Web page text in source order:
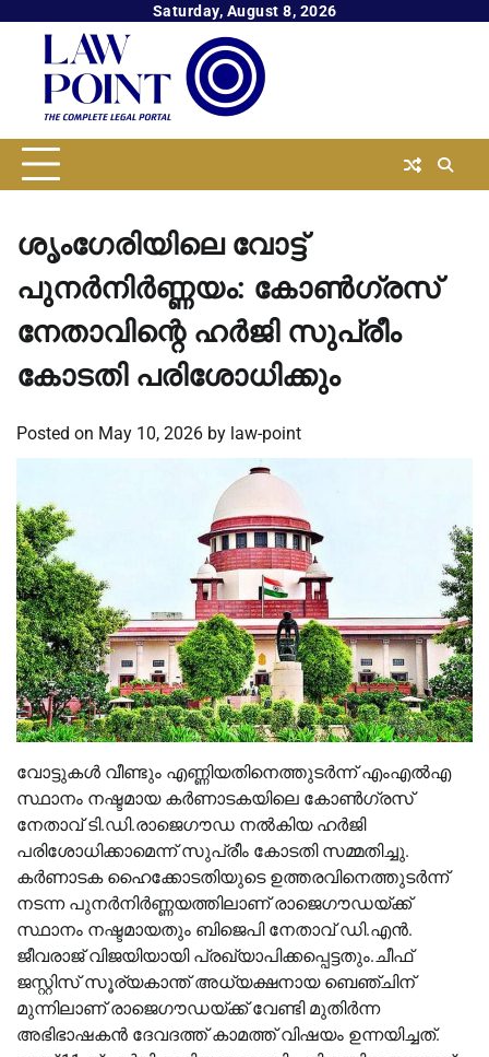
content
Saturday, August 8, 2026
ശൃംഗേരിയിലെ വോട്ട്
പുനര്‍നിര്‍ണ്ണയം: കോണ്‍ഗ്രസ്
നേതാവിന്റെ ഹര്‍ജി സുപ്രീം
കോടതി പരിശോധിക്കും
Posted on May 10, 2026 by law-point
വോട്ടുകള്‍ വീണ്ടും എണ്ണിയതിനെത്തുടര്‍ന്ന് എംഎല്‍എ
സ്ഥാനം നഷ്ടമായ കര്‍ണാടകയിലെ കോണ്‍ഗ്രസ്
നേതാവ് ടി.ഡി.രാജെഗൗഡ നല്‍കിയ ഹര്‍ജി
പരിശോധിക്കാമെന്ന് സുപ്രീം കോടതി സമ്മതിച്ചു.
കര്‍ണാടക ഹൈക്കോടതിയുടെ ഉത്തരവിനെത്തുടര്‍ന്ന്
നടന്ന പുനര്‍നിര്‍ണ്ണയത്തിലാണ് രാജെഗൗഡയ്ക്ക്
സ്ഥാനം നഷ്ടമായതും ബിജെപി നേതാവ് ഡി.എന്‍.
ജീവരാജ് വിജയിയായി പ്രഖ്യാപിക്കപ്പെട്ടതും.ചീഫ്
ജസ്റ്റിസ് സൂര്യകാന്ത് അധ്യക്ഷനായ ബെഞ്ചിന്
മുന്നിലാണ് രാജെഗൗഡയ്ക്ക് വേണ്ടി മുതിര്‍ന്ന
അഭിഭാഷകന്‍ ദേവദത്ത് കാമത്ത് വിഷയം ഉന്നയിച്ചത്.